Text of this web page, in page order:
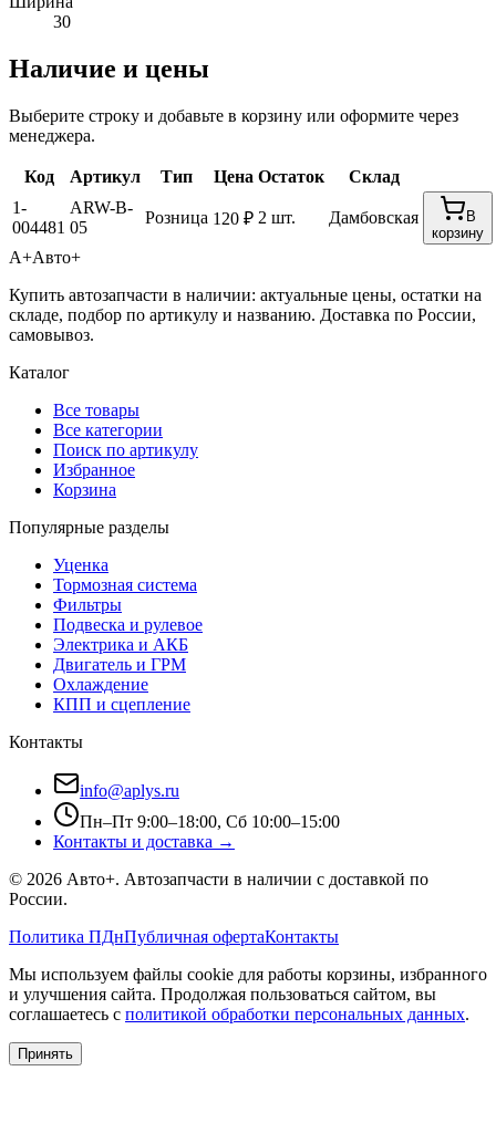
30
Наличие и цены
Выберите строку и добавьте в корзину или оформите через
менеджера.
Код Артикул Тип Цена Остаток
Склад
1-
004481
ARW-B-
05
Розница 120 ₽ 2 шт. Дамбовская
В
корзину
А+Авто+
Купить автозапчасти в наличии: актуальные цены, остатки на
складе, подбор по артикулу и названию. Доставка по России,
самовывоз.
Каталог
Все товары
Все категории
Поиск по артикулу
Избранное
Корзина
Популярные разделы
Уценка
Тормозная система
Фильтры
Подвеска и рулевое
Электрика и АКБ
Двигатель и ГРМ
Охлаждение
КПП и сцепление
Контакты
info@aplys.ru
Пн–Пт 9:00–18:00, Сб 10:00–15:00
Контакты и доставка →
© 2026 Авто+. Автозапчасти в наличии с доставкой по
России.
Политика ПДнПубличная офертаКонтакты
Мы используем файлы cookie для работы корзины, избранного
и улучшения сайта. Продолжая пользоваться сайтом, вы
соглашаетесь с политикой обработки персональных данных.
Принять